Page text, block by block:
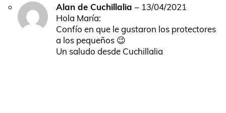
Alan de Cuchillalia – 13/04/2021
Hola María:
Confío en que le gustaron los protectores
a los pequeños 😉
Un saludo desde Cuchillalia